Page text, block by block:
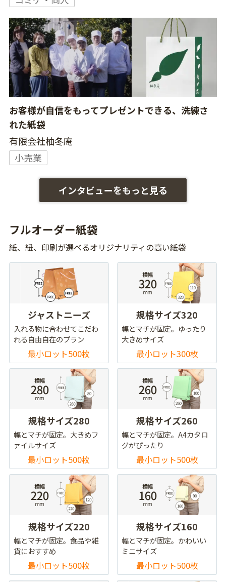
お客様が自信をもってプレゼントできる、洗練さ
れた紙袋
有限会社柚冬庵
小売業
インタビューをもっと見る
フルオーダー紙袋
紙、紐、印刷が選べるオリジナリティの高い紙袋
ジャストニーズ
入れる物に合わせてこだわ
れる自由自在のプラン
最小ロット500枚
規格サイズ320
幅とマチが固定。ゆったり
大きめサイズ
最小ロット300枚
規格サイズ280
幅とマチが固定。大きめフ
ァイルサイズ
最小ロット500枚
規格サイズ260
幅とマチが固定。A4カタロ
グがぴったり
最小ロット500枚
規格サイズ220
幅とマチが固定。食品や雑
貨におすすめ
最小ロット500枚
規格サイズ160
幅とマチが固定。かわいい
ミニサイズ
最小ロット500枚